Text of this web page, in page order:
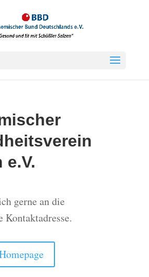
e.V.
gerne an die
Kontaktadresse.